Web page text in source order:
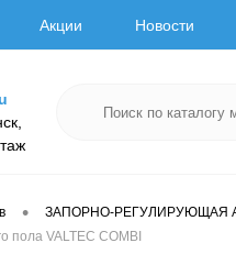
Акции Новости
• ЗАПОРНО-РЕГУЛИРУЮЩАЯ
пола VALTEC COMBI